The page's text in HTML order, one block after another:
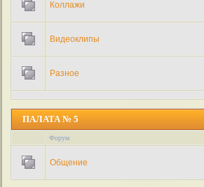
Коллажи
Видеоклипы
Разное
ПАЛАТА № 5
Форум
Общение